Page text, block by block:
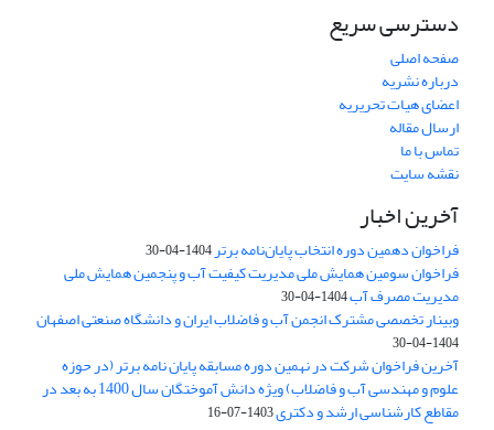
دسترسی سریع
صفحه اصلی
درباره نشریه
اعضای هیات تحریریه
ارسال مقاله
تماس با ما
نقشه سایت
آخرین اخبار
فراخوان دهمین دوره انتخاب پایان‌نامه برتر1404-04-30
فراخوان سومین همایش ملی مدیریت کیفیت آب و پنجمین همایش ملی
مدیریت مصرف آب1404-04-30
وبینار تخصصی مشترک انجمن آب و فاضلاب ایران و دانشگاه صنعتی اصفهان
1404-04-30
آخرین فراخوان شرکت در نهمین دوره مسابقه پایان نامه برتر (در حوزه
علوم و مهندسی آب و فاضلاب) ویژه دانش آموختگان سال 1400 به بعد در
مقاطع کارشناسی ارشد و دکتری1403-07-16